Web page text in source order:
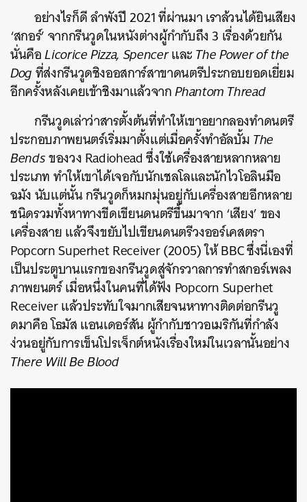
อย่างไรก็ดี ลำพังปี 2021 ที่ผ่านมา เราล้วนได้ยินเสียง
‘สกอร์’ จากกรีนวูดในหนังต่างผู้กำกับถึง 3 เรื่องด้วยกัน
นั่นคือLicorice Pizza, SpencerและThe Power of the
Dogที่ส่งกรีนวูดชิงออสการ์สาขาดนตรีประกอบยอดเยี่ยม
อีกครั้งหลังเคยเข้าชิงมาแล้วจากPhantom Thread
กรีนวูดเล่าว่าสารตั้งต้นที่ทำให้เขาอยากลองทำดนตรี
ประกอบภาพยนตร์เริ่มมาตั้งแต่เมื่อครั้งทำอัลบั้มThe
Bendsของวง Radiohead ซึ่งใช้เครื่องสายหลากหลาย
ประเภท ทำให้เขาได้เจอกับนักเชลโลและนักไวโอลินมือ
ฉมัง นับแต่นั้น กรีนวูดก็หมกมุ่นอยู่กับเครื่องสายอีกหลาย
ชนิดรวมทั้งหาทางขีดเขียนดนตรีขึ้นมาจาก ‘เสียง’ ของ
เครื่องสาย แล้วจึงขยับไปเขียนดนตรีวงออร์เคสตรา
Popcorn Superhet Receiver (2005) ให้ BBC ซึ่งนี่เองที่
เป็นประตูบานแรกของกรีนวูดสู่จักรวาลการทำสกอร์เพลง
ภาพยนตร์ เมื่อหนึ่งในคนที่ได้ฟัง Popcorn Superhet
Receiver แล้วประทับใจมากเสียจนหาทางติดต่อกรีนวู
ดมาคือ โธมัส แอนเดอร์สัน ผู้กำกับชาวอเมริกันที่กำลัง
ง่วนอยู่กับการเข็นโปรเจ็กต์หนังเรื่องใหม่ในเวลานั้นอย่าง
There Will Be Blood